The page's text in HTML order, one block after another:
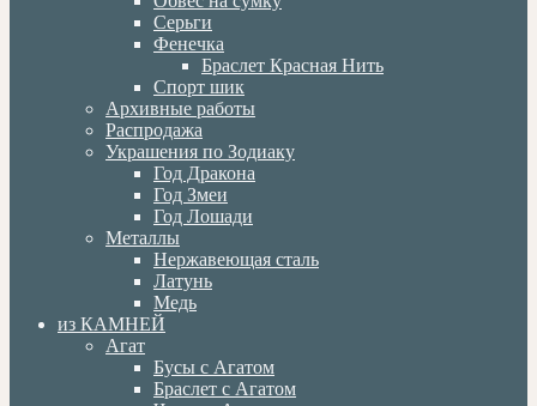
Серьги
Фенечка
Браслет Красная Нить
Спорт шик
Архивные работы
Распродажа
Украшения по Зодиаку
Год Дракона
Год Змеи
Год Лошади
Металлы
Нержавеющая сталь
Латунь
Медь
из КАМНЕЙ
Агат
Бусы с Агатом
Браслет с Агатом